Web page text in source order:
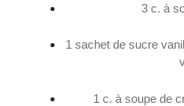
3 c. à
1 sachet de sucre
1 c. à soupe de